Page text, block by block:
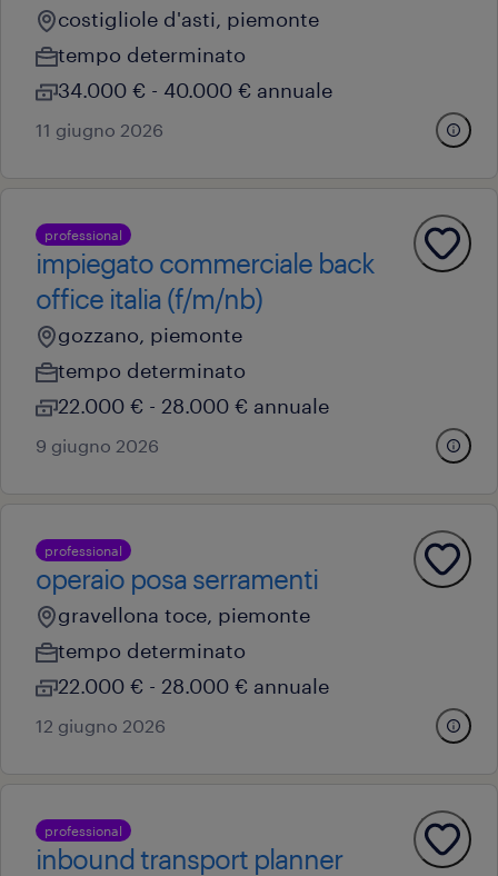
costigliole d'asti, piemonte
tempo determinato
34.000 € - 40.000 € annuale
11 giugno 2026
professional
impiegato commerciale back
office italia (f/m/nb)
gozzano, piemonte
tempo determinato
22.000 € - 28.000 € annuale
9 giugno 2026
professional
operaio posa serramenti
gravellona toce, piemonte
tempo determinato
22.000 € - 28.000 € annuale
12 giugno 2026
professional
inbound transport planner